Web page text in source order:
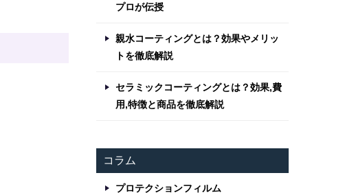
プロが伝授
親水コーティングとは？効果やメリッ
トを徹底解説
セラミックコーティングとは？効果,費
用,特徴と商品を徹底解説
コラム
プロテクションフィルム